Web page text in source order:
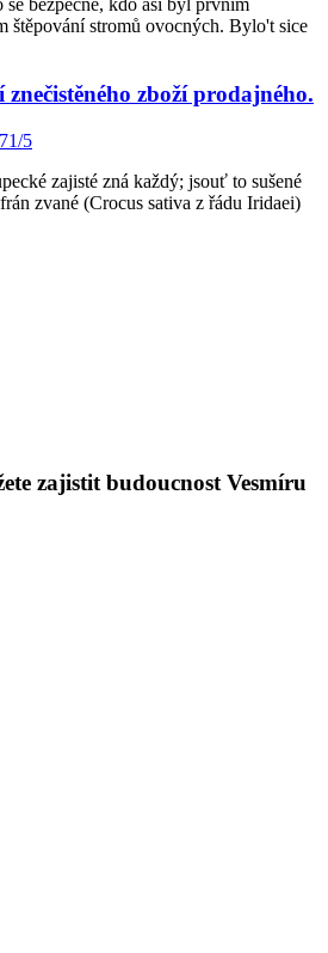
se bezpečně, kdo asi byl prvním
štěpování stromů ovocných. Bylo't sice
zboží prodajného.
5
zajisté zná každý; jsouť to sušené
zvané (Crocus sativa z řádu Iridaei)
zajistit budoucnost Vesmíru